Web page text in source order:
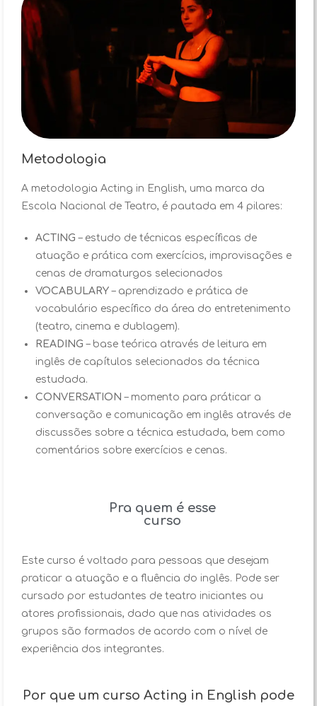
Metodologia
A metodologia Acting in English, uma marca da
Escola Nacional de Teatro, é pautada em 4 pilares:
ACTING – estudo de técnicas específicas de
atuação e prática com exercícios, improvisações e
cenas de dramaturgos selecionados
VOCABULARY – aprendizado e prática de
vocabulário específico da área do entretenimento
(teatro, cinema e dublagem).
READING – base teórica através de leitura em
inglês de capítulos selecionados da técnica
estudada.
CONVERSATION – momento para práticar a
conversação e comunicação em inglês através de
discussões sobre a técnica estudada, bem como
comentários sobre exercícios e cenas.
Pra quem é esse
curso
Este curso é voltado para pessoas que desejam
praticar a atuação e a fluência do inglês. Pode ser
cursado por estudantes de teatro iniciantes ou
atores profissionais, dado que nas atividades os
grupos são formados de acordo com o nível de
experiência dos integrantes.
Por que um curso Acting in English pode